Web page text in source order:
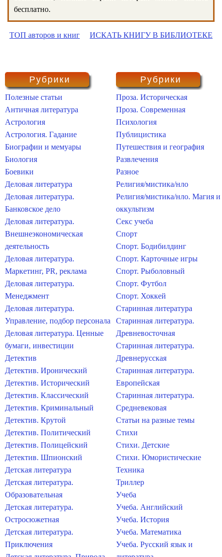
бесплатно.
ТОП авторов и книг ИСКАТЬ КНИГУ В БИБЛИОТЕКЕ
Рубрики
Полезные статьи
Античная литература
Астрология
Астрология. Гадание
Биографии и мемуары
Биология
Боевики
Деловая литература
Деловая литература.
Банковское дело
Деловая литература.
Внешнеэкономическая
деятельность
Деловая литература.
Маркетинг, PR, реклама
Деловая литература.
Менеджмент
Деловая литература.
Управление, подбор персонала
Деловая литература. Ценные
бумаги, инвестиции
Детектив
Детектив. Иронический
Детектив. Исторический
Детектив. Классический
Детектив. Криминальный
Детектив. Крутой
Детектив. Политический
Детектив. Полицейский
Детектив. Шпионский
Детская литература
Детская литература.
Образовательная
Детская литература.
Остросюжетная
Детская литература.
Приключения
Рубрики
Проза. Историческая
Проза. Современная
Психология
Публицистика
Путешествия и география
Развлечения
Разное
Религия/мистика/нло
Религия/мистика/нло. Магия и
оккультизм
Секс учеба
Спорт
Спорт. Бодибилдинг
Спорт. Карточные игры
Спорт. Рыболовный
Спорт. Футбол
Спорт. Хоккей
Старинная литература
Старинная литература.
Древневосточная
Старинная литература.
Древнерусская
Старинная литература.
Европейская
Старинная литература.
Средневековая
Статьи на разные темы
Стихи
Стихи. Детские
Стихи. Юмористические
Техника
Триллер
Учеба
Учеба. Английский
Учеба. История
Учеба. Математика
Учеба. Русский язык и